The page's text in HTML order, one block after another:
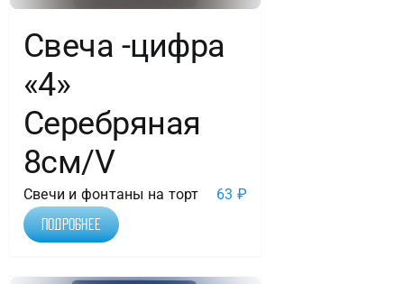
Свеча -цифра
«4»
Серебряная
8см/V
Свечи и фонтаны на торт 63 ₽
Подробнее